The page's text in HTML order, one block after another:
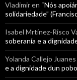
Vladimiren “Nós
solidariedade”
Isabel Mrtínez-Risco
soberanía e a
Yolanda Callejo Juanes
e a dignidade dun pobo